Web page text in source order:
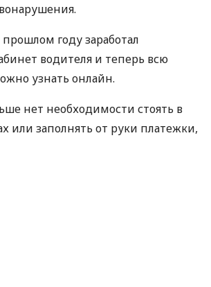
прошлом году заработал
водителя и теперь всю
узнать онлайн.
нет необходимости стоять в
или заполнять от руки платежки,